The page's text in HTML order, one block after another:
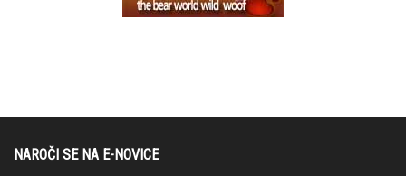
NAROČI SE NA E-NOVICE